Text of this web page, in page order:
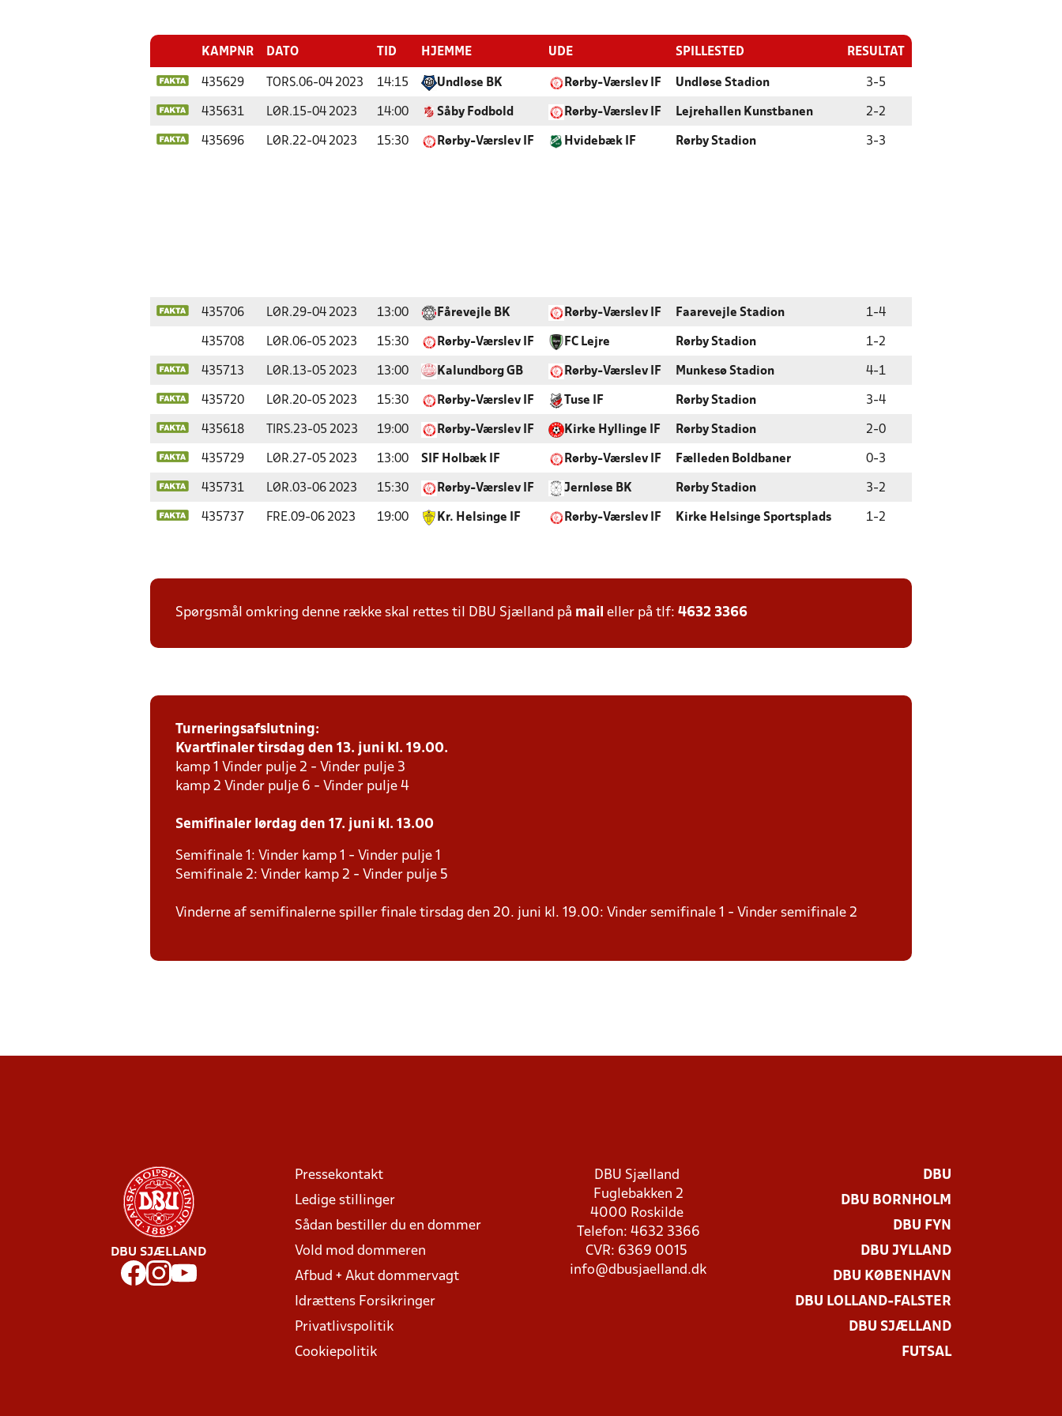
KAMPNR DATO TID HJEMME UDE SPILLESTED RESULTAT
435629 TORS.06-04 2023 14:15 Undløse BK Rørby-Værslev IF Undløse Stadion 3-5
435631 LØR.15-04 2023 14:00 Såby Fodbold Rørby-Værslev IF Lejrehallen Kunstbanen 2-2
435696 LØR.22-04 2023 15:30 Rørby-Værslev IF Hvidebæk IF Rørby Stadion 3-3
435706 LØR.29-04 2023 13:00 Fårevejle BK Rørby-Værslev IF Faarevejle Stadion 1-4
435708 LØR.06-05 2023 15:30 Rørby-Værslev IF FC Lejre Rørby Stadion 1-2
435713 LØR.13-05 2023 13:00 Kalundborg GB Rørby-Værslev IF Munkesø Stadion 4-1
435720 LØR.20-05 2023 15:30 Rørby-Værslev IF Tuse IF Rørby Stadion 3-4
435618 TIRS.23-05 2023 19:00 Rørby-Værslev IF Kirke Hyllinge IF Rørby Stadion 2-0
435729 LØR.27-05 2023 13:00 SIF Holbæk IF Rørby-Værslev IF Fælleden Boldbaner 0-3
435731 LØR.03-06 2023 15:30 Rørby-Værslev IF Jernløse BK Rørby Stadion 3-2
435737 FRE.09-06 2023 19:00 Kr. Helsinge IF Rørby-Værslev IF Kirke Helsinge Sportsplads 1-2
Spørgsmål omkring denne række skal rettes til DBU Sjælland på mail eller på tlf: 4632 3366
Turneringsafslutning:
Kvartfinaler tirsdag den 13. juni kl. 19.00.
kamp 1 Vinder pulje 2 - Vinder pulje 3
kamp 2 Vinder pulje 6 - Vinder pulje 4
Semifinaler lørdag den 17. juni kl. 13.00
Semifinale 1: Vinder kamp 1 - Vinder pulje 1
Semifinale 2: Vinder kamp 2 - Vinder pulje 5
Vinderne af semifinalerne spiller finale tirsdag den 20. juni kl. 19.00: Vinder semifinale 1 - Vinder semifinale 2
DBU SJÆLLAND
Pressekontakt
Ledige stillinger
Sådan bestiller du en dommer
Vold mod dommeren
Afbud + Akut dommervagt
Idrættens Forsikringer
Privatlivspolitik
Cookiepolitik
DBU Sjælland
Fuglebakken 2
4000 Roskilde
Telefon: 4632 3366
CVR: 6369 0015
info@dbusjaelland.dk
DBU
DBU BORNHOLM
DBU FYN
DBU JYLLAND
DBU KØBENHAVN
DBU LOLLAND-FALSTER
DBU SJÆLLAND
FUTSAL